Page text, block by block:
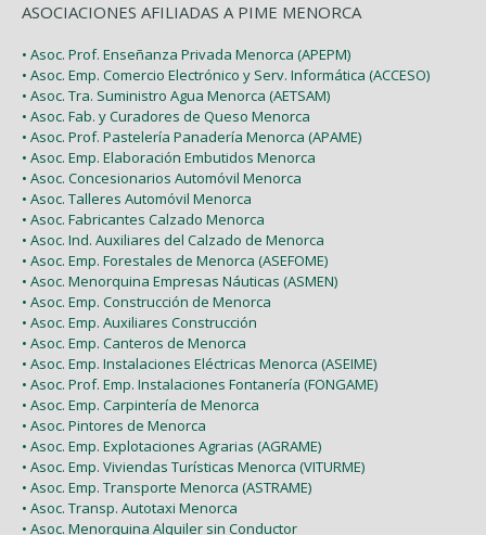
ASOCIACIONES AFILIADAS A PIME MENORCA
• Asoc. Prof. Enseñanza Privada Menorca (APEPM)
• Asoc. Emp. Comercio Electrónico y Serv. Informática (ACCESO)
• Asoc. Tra. Suministro Agua Menorca (AETSAM)
• Asoc. Fab. y Curadores de Queso Menorca
• Asoc. Prof. Pastelería Panadería Menorca (APAME)
• Asoc. Emp. Elaboración Embutidos Menorca
• Asoc. Concesionarios Automóvil Menorca
• Asoc. Talleres Automóvil Menorca
• Asoc. Fabricantes Calzado Menorca
• Asoc. Ind. Auxiliares del Calzado de Menorca
• Asoc. Emp. Forestales de Menorca (ASEFOME)
• Asoc. Menorquina Empresas Náuticas (ASMEN)
• Asoc. Emp. Construcción de Menorca
• Asoc. Emp. Auxiliares Construcción
• Asoc. Emp. Canteros de Menorca
• Asoc. Emp. Instalaciones Eléctricas Menorca (ASEIME)
• Asoc. Prof. Emp. Instalaciones Fontanería (FONGAME)
• Asoc. Emp. Carpintería de Menorca
• Asoc. Pintores de Menorca
• Asoc. Emp. Explotaciones Agrarias (AGRAME)
• Asoc. Emp. Viviendas Turísticas Menorca (VITURME)
• Asoc. Emp. Transporte Menorca (ASTRAME)
• Asoc. Transp. Autotaxi Menorca
• Asoc. Menorquina Alquiler sin Conductor